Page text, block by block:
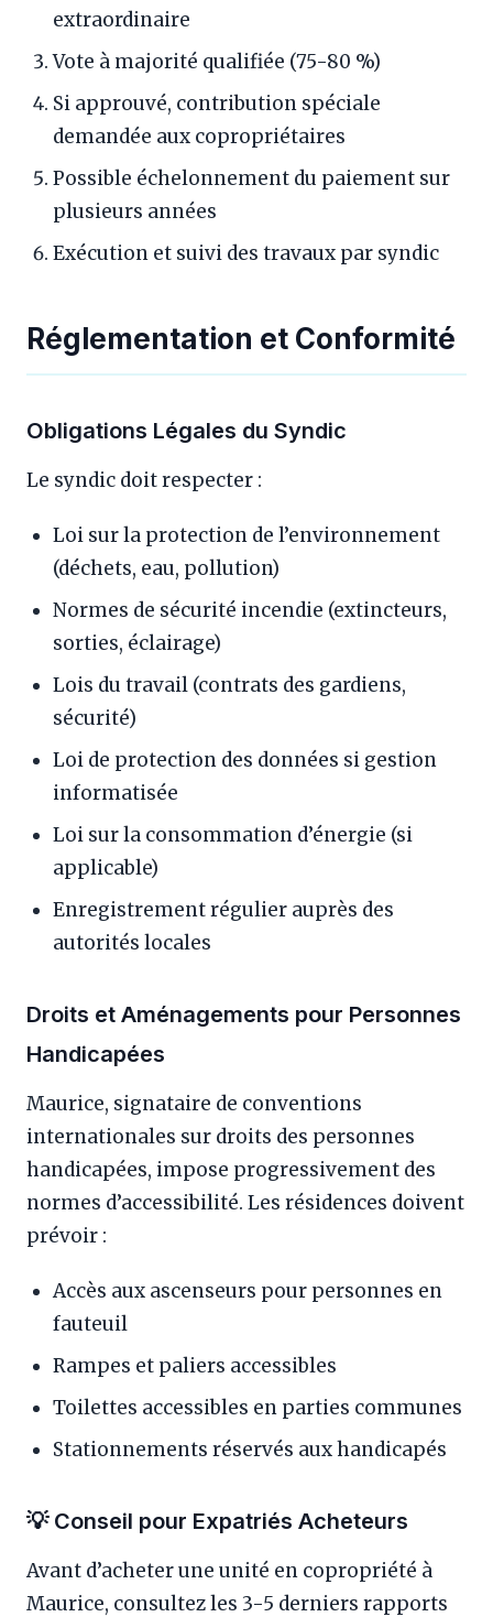
extraordinaire
Vote à majorité qualifiée (75-80 %)
Si approuvé, contribution spéciale
demandée aux copropriétaires
Possible échelonnement du paiement sur
plusieurs années
Exécution et suivi des travaux par syndic
Réglementation et Conformité
Obligations Légales du Syndic
Le syndic doit respecter :
Loi sur la protection de l’environnement
(déchets, eau, pollution)
Normes de sécurité incendie (extincteurs,
sorties, éclairage)
Lois du travail (contrats des gardiens,
sécurité)
Loi de protection des données si gestion
informatisée
Loi sur la consommation d’énergie (si
applicable)
Enregistrement régulier auprès des
autorités locales
Droits et Aménagements pour Personnes
Handicapées
Maurice, signataire de conventions
internationales sur droits des personnes
handicapées, impose progressivement des
normes d’accessibilité. Les résidences doivent
prévoir :
Accès aux ascenseurs pour personnes en
fauteuil
Rampes et paliers accessibles
Toilettes accessibles en parties communes
Stationnements réservés aux handicapés
💡 Conseil pour Expatriés Acheteurs
Avant d’acheter une unité en copropriété à
Maurice, consultez les 3-5 derniers rapports